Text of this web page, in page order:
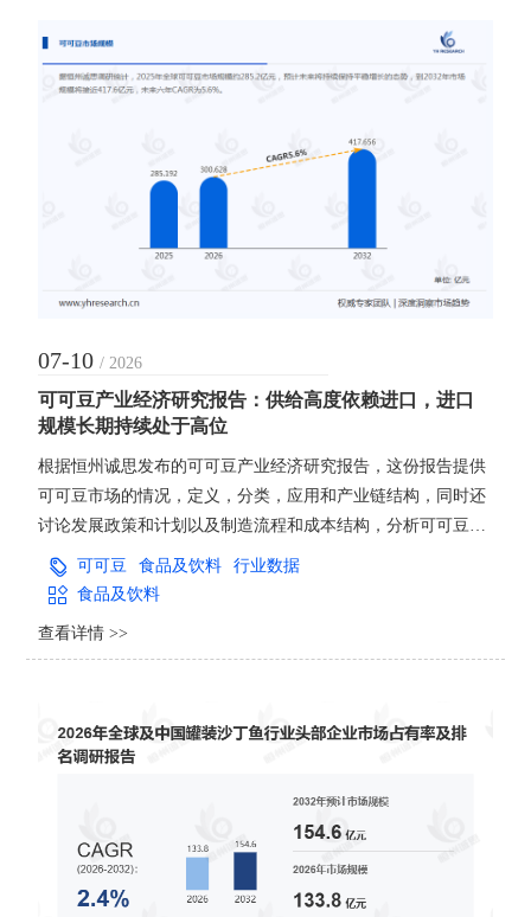
07-10 / 2026
可可豆产业经济研究报告：供给高度依赖进口，进口
规模长期持续处于高位
根据恒州诚思发布的可可豆产业经济研究报告，这份报告提供
可可豆市场的情况，定义，分类，应用和产业链结构，同时还
讨论发展政策和计划以及制造流程和成本结构，分析可可豆市
场的发展现状与未来市场趋势。并从生产与消费两个角度来分
析可可豆市场的主要生产地区、主要消费地区以及主要的生产
可可豆 食品及饮料
行业数据
食品及饮料
查看详情 >>